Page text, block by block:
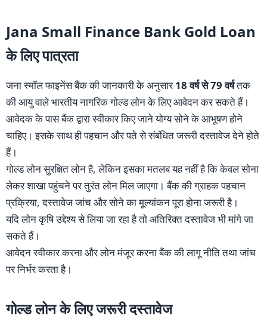
Jana Small Finance Bank Gold Loan
के लिए पात्रता
जना स्मॉल फाइनेंस बैंक की जानकारी के अनुसार18 वर्ष से 79 वर्षतक
की आयु वाले भारतीय नागरिक गोल्ड लोन के लिए आवेदन कर सकते हैं।
आवेदक के पास बैंक द्वारा स्वीकार किए जाने योग्य सोने के आभूषण होने
चाहिए। इसके साथ ही पहचान और पते से संबंधित जरूरी दस्तावेज देने होते
हैं।
गोल्ड लोन सुरक्षित लोन है, लेकिन इसका मतलब यह नहीं है कि केवल सोना
लेकर शाखा पहुंचने पर तुरंत लोन मिल जाएगा। बैंक की ग्राहक पहचान
प्रक्रिया, दस्तावेज जांच और सोने का मूल्यांकन पूरा होना जरूरी है।
यदि लोन कृषि उद्देश्य से लिया जा रहा है तो अतिरिक्त दस्तावेज भी मांगे जा
सकते हैं।
आवेदन स्वीकार करना और लोन मंजूर करना बैंक की लागू नीति तथा जांच
पर निर्भर करता है।
गोल्ड लोन के लिए जरूरी दस्तावेज